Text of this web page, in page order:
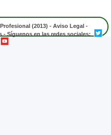
(2013) - Aviso Legal -
- Síguenos en las redes sociales: